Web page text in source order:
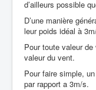
d’ailleurs possible
D’une manière
leur poids idéal à
Pour toute valeur
valeur du vent.
Pour faire simple,
par rapport a 3m/s.